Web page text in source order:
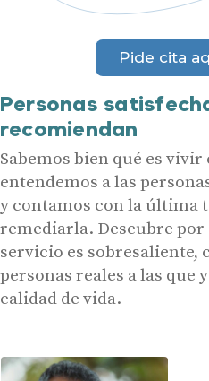
Pide cita
Personas
recomiendan
Sabemos bien qué es
entendemos a las
y contamos con la última
remediarla. Descubre por
servicio es sobresaliente,
personas reales a las que
calidad de vida.